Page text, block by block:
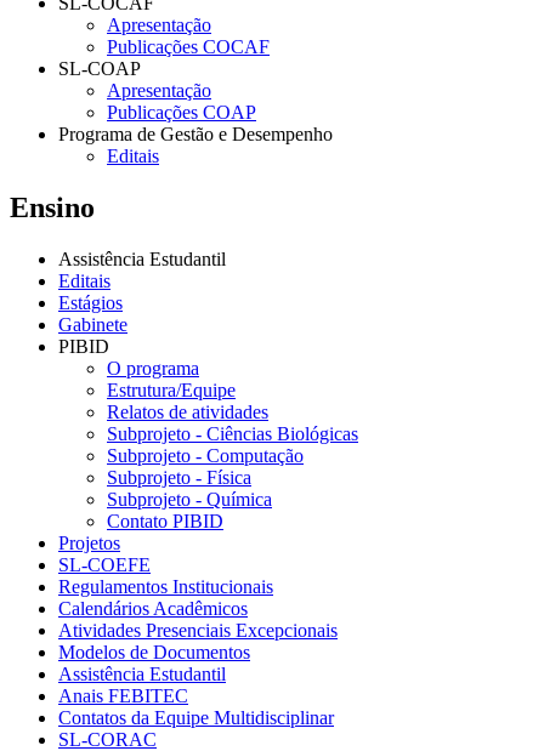
Apresentação
Publicações COCAF
SL-COAP
Apresentação
Publicações COAP
Programa de Gestão e Desempenho
Editais
Ensino
Assistência Estudantil
Editais
Estágios
Gabinete
PIBID
O programa
Estrutura/Equipe
Relatos de atividades
Subprojeto - Ciências Biológicas
Subprojeto - Computação
Subprojeto - Física
Subprojeto - Química
Contato PIBID
Projetos
SL-COEFE
Regulamentos Institucionais
Calendários Acadêmicos
Atividades Presenciais Excepcionais
Modelos de Documentos
Assistência Estudantil
Anais FEBITEC
Contatos da Equipe Multidisciplinar
SL-CORAC